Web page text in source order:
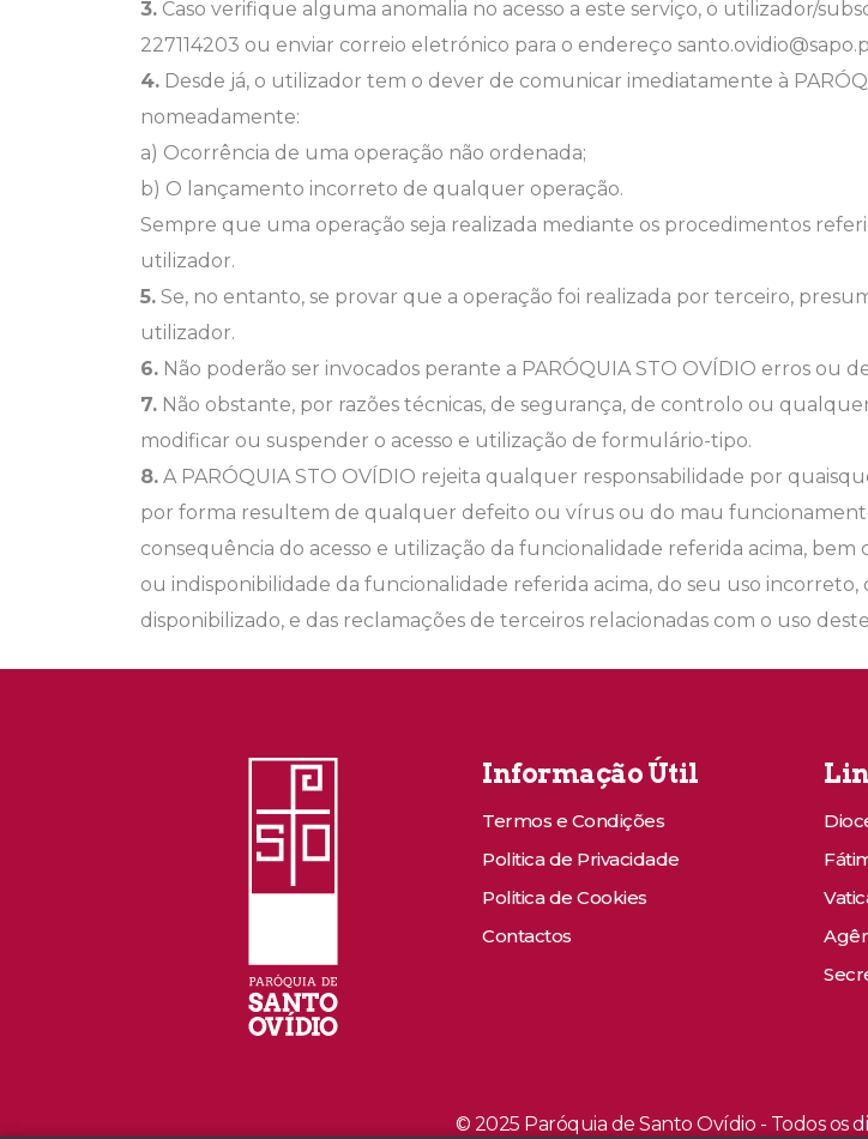
3. Caso verifique alguma anomalia no acesso a este serviço, o utilizador/
227114203 ou enviar correio eletrónico para o endereço
4. Desde já, o utilizador tem o dever de comunicar imediatamente à
nomeadamente:
a) Ocorrência de uma operação não ordenada;
b) O lançamento incorreto de qualquer operação.
Sempre que uma operação seja realizada mediante os procedimentos
utilizador.
5. Se, no entanto, se provar que a operação foi realizada por terceiro,
utilizador.
6. Não poderão ser invocados perante a PARÓQUIA STO OVÍDIO erros ou
7. Não obstante, por razões técnicas, de segurança, de controlo ou
modificar ou suspender o acesso e utilização de formulário-tipo.
8. A PARÓQUIA STO OVÍDIO rejeita qualquer responsabilidade por
por forma resultem de qualquer defeito ou vírus ou do mau
consequência do acesso e utilização da funcionalidade referida acima,
ou indisponibilidade da funcionalidade referida acima, do seu uso
disponibilizado, e das reclamações de terceiros relacionadas com o uso
Informação Útil
Termos e Condições
Politica de Privacidade
Politica de Cookies
Contactos
© 2025 Paróquia de Santo Ovídio - Todos os